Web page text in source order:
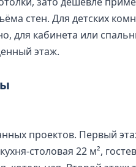
стен. Для детских
для кабинета или
этаж.
проектов. Первый
столовая 22 м²,